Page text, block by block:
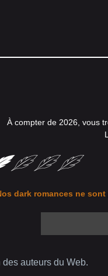
À compter de 2026, vous
dark romances ne
auteurs du Web.